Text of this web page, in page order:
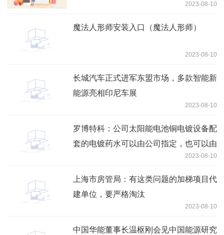
2023-08-10
魔法人形师安装入口（魔法人形师）
2023-08-10
长城汽车正式进军东盟市场，多款智能新
能源亮相印尼车展
2023-08-10
罗博特科：公司太阳能电池铜电镀设备配
套的电镀药水可以由公司指定，也可以由
2023-08-10
上海市房管局：有这类问题的加梯项目代
建单位，要严格淘汰
2023-08-10
中国华能董事长温枢刚会见中国能源研究